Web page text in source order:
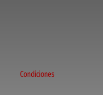
Condiciones